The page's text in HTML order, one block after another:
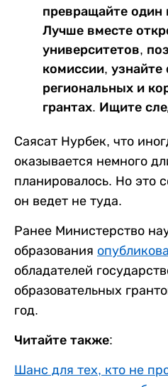
превращайте один
Лучше вместе
университетов,
комиссии, узнайте
региональных и
грантах. Ищите
Саясат Нурбек, что
оказывается немного
планировалось. Но это
он ведет не туда.
Ранее Министерство
образования
обладателей
образовательных
год.
Читайте также:
Шанс для тех, кто не